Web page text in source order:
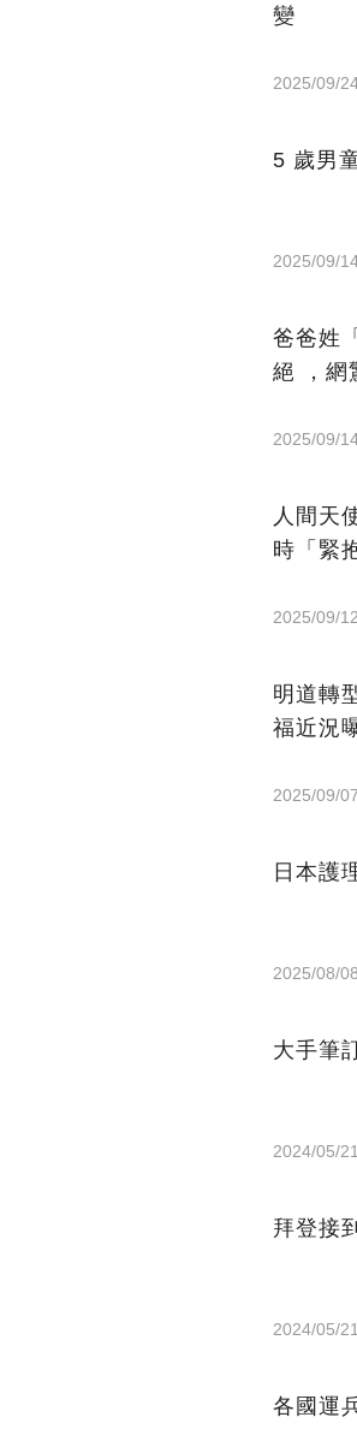
變
2025/09/
5 歲男
2025/09/
爸爸姓
絕 ，網
2025/09/
人間天
時「緊
2025/09/12
明道轉
福近況
2025/09/07
日本護
2025/08/08
大手筆
2024/05/21
拜登接
2024/05/21
各國運